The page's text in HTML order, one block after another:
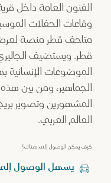
الفنون العامة داخل
وقاعات الحفلات
متاحف قطر منصة
قطر. ويستضيف الجاليري
الموضوعات
الجماهير، ومن بين هذه
المشهورين وتصوير
العالم العربي.
كيف يمكن الوصول إلى هناك؟
يسهل الوصول إلى